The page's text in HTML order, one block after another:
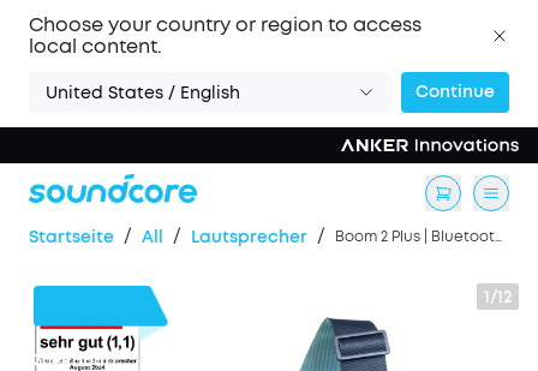
Choose your country or region to access
local content.
United States / English Continue
Startseite / All / Lautsprecher / Boom 2 Plus | Bluetooth-Lautsprecher mit mächtigem Bass für Draußen
1/12
30€Rabatt